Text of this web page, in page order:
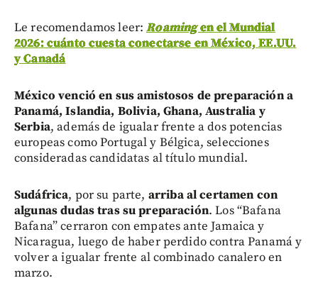
Le recomendamos leer:Roamingen el Mundial
2026: cuánto cuesta conectarse en México, EE.UU.
y Canadá
México venció en sus amistosos de preparación a
Panamá, Islandia, Bolivia, Ghana, Australia y
Serbia, además de igualar frente a dos potencias
europeas como Portugal y Bélgica, selecciones
consideradas candidatas al título mundial.
Sudáfrica, por su parte, arriba al certamen con
algunas dudas tras su preparación. Los “Bafana
Bafana” cerraron con empates ante Jamaica y
Nicaragua, luego de haber perdido contra Panamá y
volver a igualar frente al combinado canalero en
marzo.